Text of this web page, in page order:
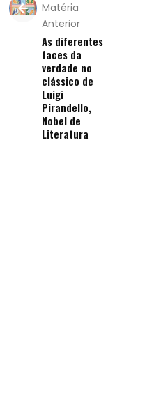
Matéria
Anterior
As diferentes
faces da
verdade no
clássico de
Luigi
Pirandello,
Nobel de
Literatura